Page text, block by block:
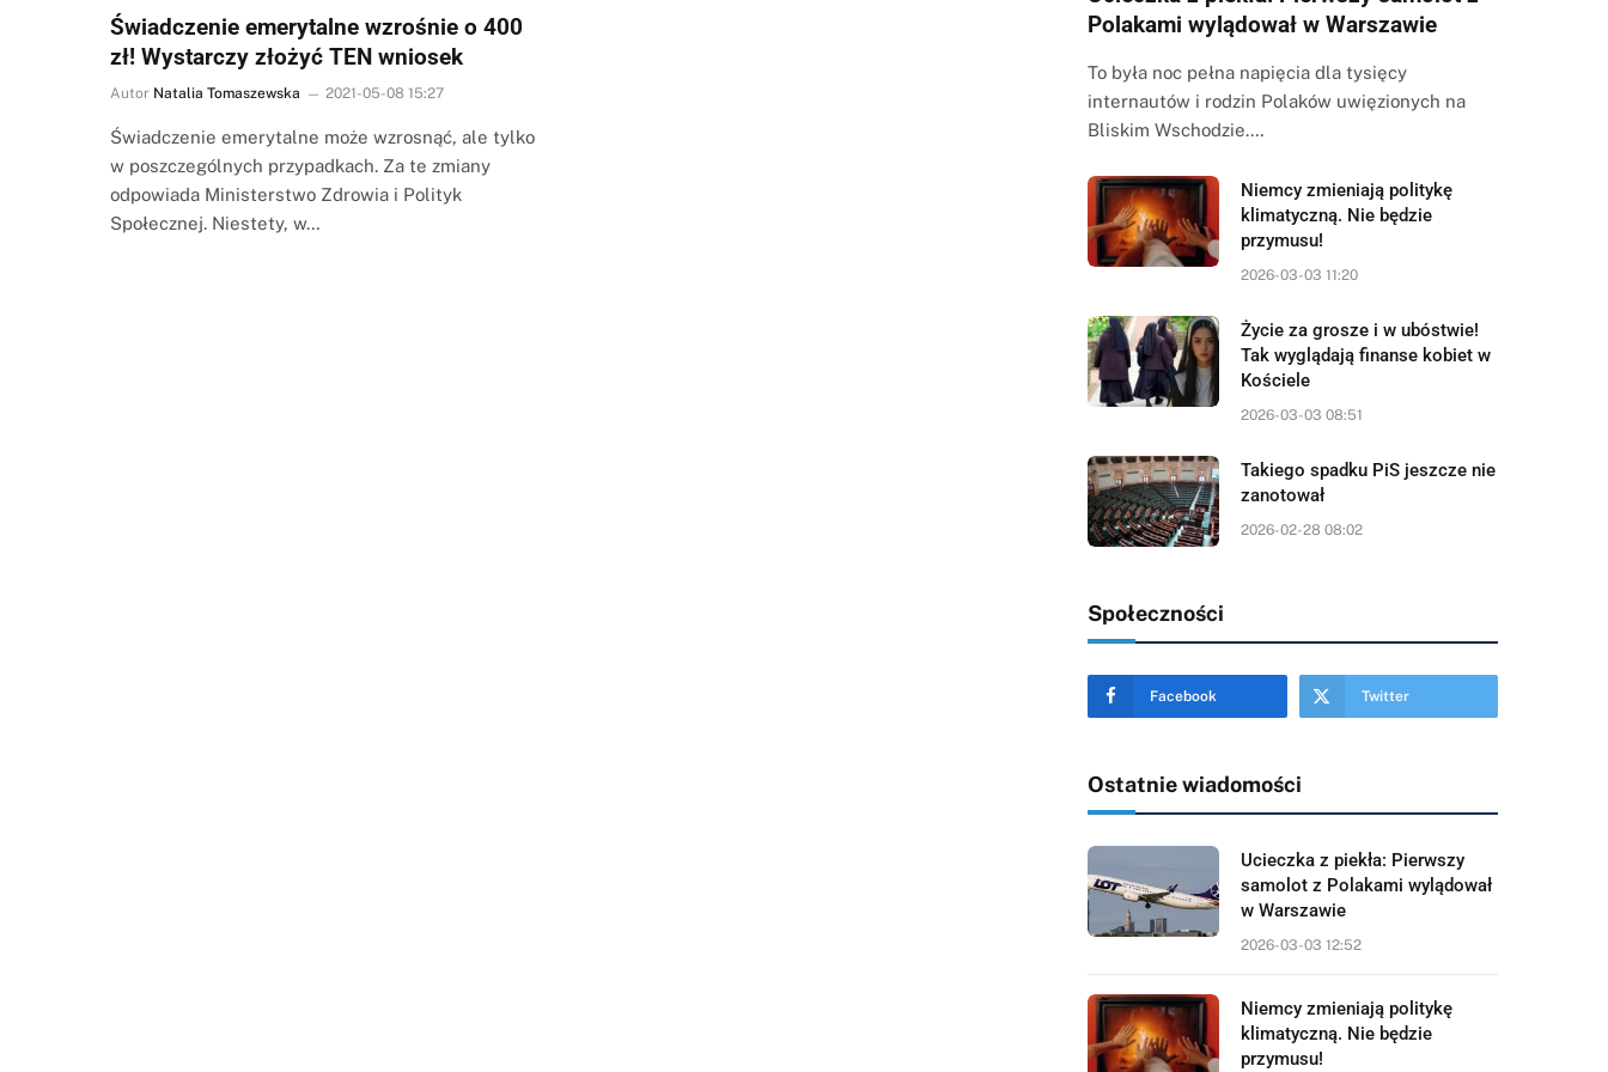
Świadczenie emerytalne wzrośnie o 400
zł! Wystarczy złożyć TEN wniosek
Autor Natalia Tomaszewska 2021-05-08 15:27
Świadczenie emerytalne może wzrosnąć, ale tylko
w poszczególnych przypadkach. Za te zmiany
odpowiada Ministerstwo Zdrowia i Polityk
Społecznej. Niestety, w…
Polakami wylądował w Warszawie
To była noc pełna napięcia dla tysięcy
internautów i rodzin Polaków uwięzionych na
Bliskim Wschodzie.…
Niemcy zmieniają politykę
klimatyczną. Nie będzie
przymusu!
2026-03-03 11:20
Życie za grosze i w ubóstwie!
Tak wyglądają finanse kobiet w
Kościele
2026-03-03 08:51
Takiego spadku PiS jeszcze nie
zanotował
2026-02-28 08:02
Społeczności
Facebook Twitter
Ostatnie wiadomości
Ucieczka z piekła: Pierwszy
samolot z Polakami wylądował
w Warszawie
2026-03-03 12:52
Niemcy zmieniają politykę
klimatyczną. Nie będzie
przymusu!